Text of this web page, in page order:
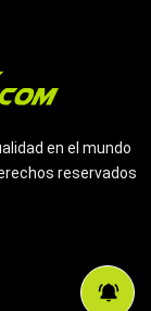
en el mundo
reservados